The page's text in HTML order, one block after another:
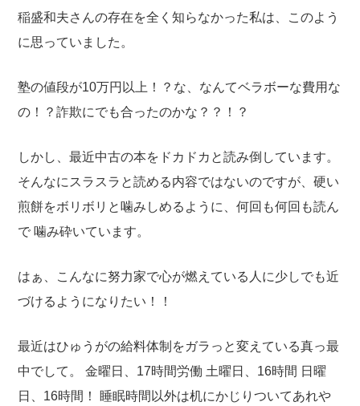
稲盛和夫さんの存在を全く知らなかった私は、このよう
に思っていました。
塾の値段が10万円以上！？な、なんてベラボーな費用な
の！？詐欺にでも合ったのかな？？！？
しかし、最近中古の本をドカドカと読み倒しています。
そんなにスラスラと読める内容ではないのですが、硬い
煎餅をボリボリと噛みしめるように、何回も何回も読ん
で 噛み砕いています。
はぁ、こんなに努力家で心が燃えている人に少しでも近
づけるようになりたい！！
最近はひゅうがの給料体制をガラっと変えている真っ最
中でして。
金曜日、17時間労働 土曜日、16時間 日曜
日、16時間！
睡眠時間以外は机にかじりついてあれや